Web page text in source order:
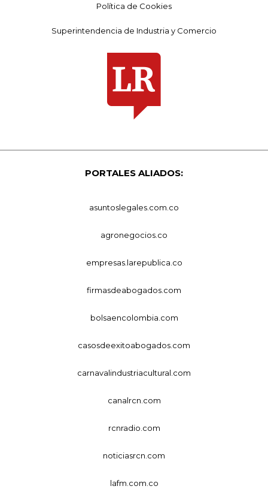
Política de Cookies
Superintendencia de Industria y Comercio
PORTALES ALIADOS:
asuntoslegales.com.co
agronegocios.co
empresas.larepublica.co
firmasdeabogados.com
bolsaencolombia.com
casosdeexitoabogados.com
carnavalindustriacultural.com
canalrcn.com
rcnradio.com
noticiasrcn.com
lafm.com.co